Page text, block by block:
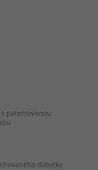
patentovanou
dobytka